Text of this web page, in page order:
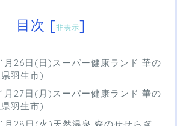
目次 [非表示]
月26日(日)スーパー健康ランド 華の
羽生市)
月27日(月)スーパー健康ランド 華の
羽生市)